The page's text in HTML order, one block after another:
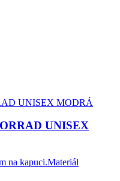
UNISEX
na kapuci.Materiál